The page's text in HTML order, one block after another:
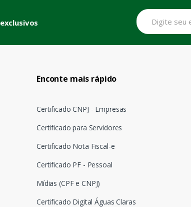
exclusivos
Enconte mais rápido
Certificado CNPJ - Empresas
Certificado para Servidores
Certificado Nota Fiscal-e
Certificado PF - Pessoal
Mídias (CPF e CNPJ)
Certificado Digital Águas Claras